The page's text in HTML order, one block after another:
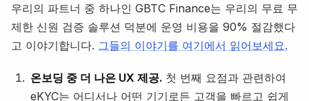
우리의 파트너 중 하나인 GBTC Finance는 우리의 무료 무
제한 신원 검증 솔루션 덕분에 운영 비용을 90% 절감했다
고 이야기합니다. 그들의 이야기를 여기에서 읽어보세요.
온보딩 중 더 나은 UX 제공. 첫 번째 요점과 관련하여
eKYC는 어디서나 어떤 기기로든 고객을 빠르고 쉽게